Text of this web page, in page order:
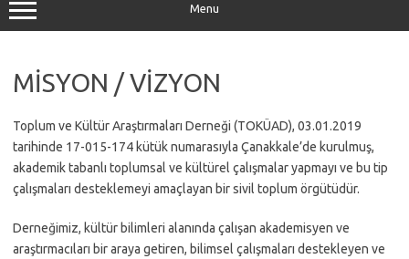
Menu
MİSYON / VİZYON
Toplum ve Kültür Araştırmaları Derneği (TOKÜAD), 03.01.2019
tarihinde 17-015-174 kütük numarasıyla Çanakkale’de kurulmuş,
akademik tabanlı toplumsal ve kültürel çalışmalar yapmayı ve bu tip
çalışmaları desteklemeyi amaçlayan bir sivil toplum örgütüdür.
Derneğimiz, kültür bilimleri alanında çalışan akademisyen ve
araştırmacıları bir araya getiren, bilimsel çalışmaları destekleyen ve